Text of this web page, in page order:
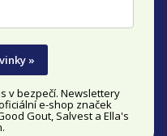
»
v bezpečí. Newslettery
e-shop značek
Gout, Salvest a Ella's